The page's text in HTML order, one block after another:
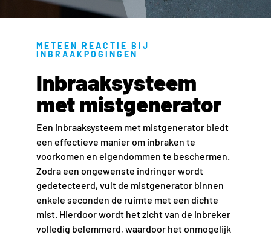
METEEN REACTIE BIJ
INBRAAKPOGINGEN
Inbraaksysteem
met mistgenerator
Een inbraaksysteem met mistgenerator biedt
een effectieve manier om inbraken te
voorkomen en eigendommen te beschermen.
Zodra een ongewenste indringer wordt
gedetecteerd, vult de mistgenerator binnen
enkele seconden de ruimte met een dichte
mist. Hierdoor wordt het zicht van de inbreker
volledig belemmerd, waardoor het onmogelijk